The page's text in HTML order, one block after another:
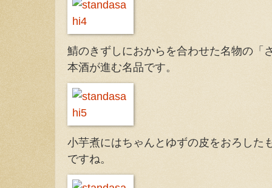
鯖のきずしにおからを合わせた名物の「
本酒が進む名品です。
小芋煮にはちゃんとゆずの皮をおろした
ですね。